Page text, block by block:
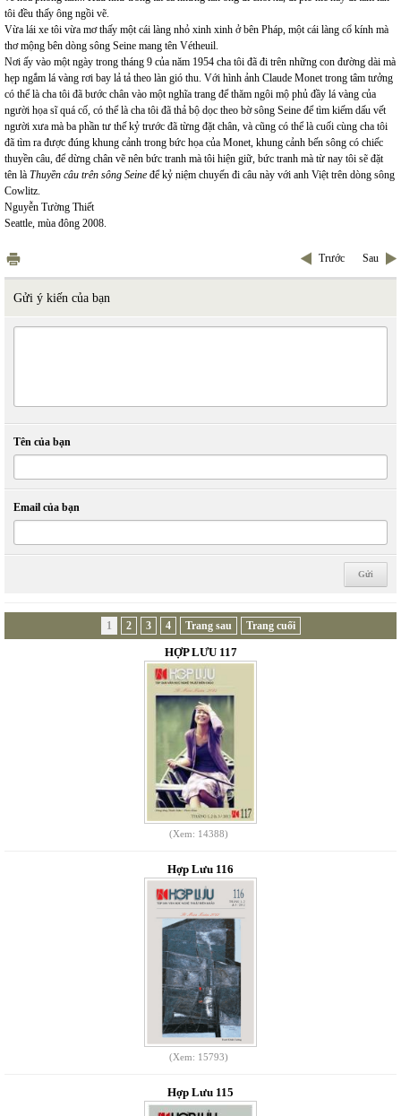
tôi đều thấy ông ngồi vẽ.
Vừa lái xe tôi vừa mơ thấy một cái làng nhỏ xinh xinh ở bên Pháp, một cái làng cổ kính mà
thơ mộng bên dòng sông Seine mang tên Vétheuil.
Nơi ấy vào một ngày trong tháng 9 của năm 1954 cha tôi đã đi trên những con đường dài mà
hẹp ngắm lá vàng rơi bay lả tả theo làn gió thu. Với hình ảnh Claude Monet trong tâm tưởng
có thể là cha tôi đã bước chân vào một nghĩa trang để thăm ngôi mộ phủ đầy lá vàng của
người họa sĩ quá cố, có thể là cha tôi đã thả bộ dọc theo bờ sông Seine để tìm kiếm dấu vết
người xưa mà ba phần tư thế kỷ trước đã từng đặt chân, và cũng có thể là cuối cùng cha tôi
đã tìm ra được đúng khung cảnh trong bức họa của Monet, khung cảnh bến sông có chiếc
thuyền câu, để dừng chân vẽ nên bức tranh mà tôi hiện giữ, bức tranh mà từ nay tôi sẽ đặt
tên là Thuyền câu trên sông Seine để kỷ niệm chuyến đi câu này với anh Việt trên dòng sông
Cowlitz.
Nguyễn Tường Thiết
Seattle, mùa đông 2008.
Trước Sau
Gửi ý kiến của bạn
Tên của bạn
Email của bạn
1 2 3 4 Trang sau Trang cuối
HỢP LƯU 117
(Xem: 14388)
Hợp Lưu 116
(Xem: 15793)
Hợp Lưu 115